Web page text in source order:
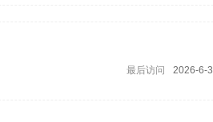
最后访问
2026-6-